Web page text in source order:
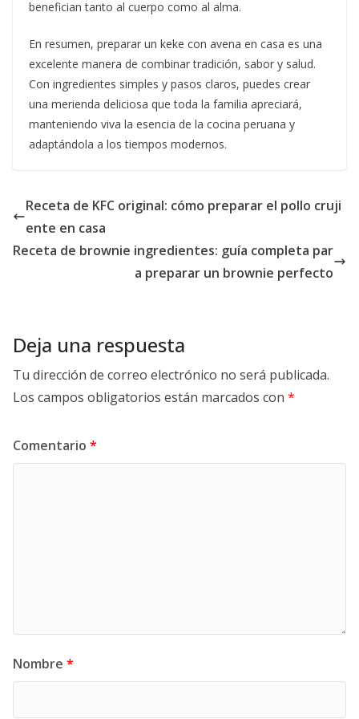
benefician tanto al cuerpo como al alma.
En resumen, preparar un keke con avena en casa es una
excelente manera de combinar tradición, sabor y salud.
Con ingredientes simples y pasos claros, puedes crear
una merienda deliciosa que toda la familia apreciará,
manteniendo viva la esencia de la cocina peruana y
adaptándola a los tiempos modernos.
Receta de KFC original: cómo preparar el pollo cruji
ente en casa
Receta de brownie ingredientes: guía completa par
a preparar un brownie perfecto
Deja una respuesta
Tu dirección de correo electrónico no será publicada.
Los campos obligatorios están marcados con *
Comentario *
Nombre *